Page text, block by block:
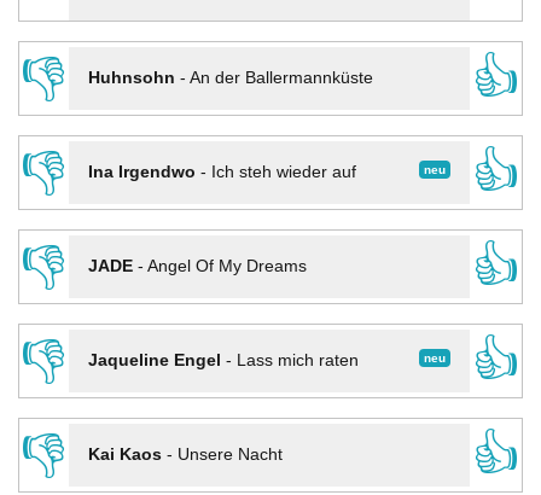
👎
Huhnsohn - An der Ballermannküste
👍
👎
neu
Ina Irgendwo - Ich steh wieder auf
👍
👎
JADE- Angel Of My Dreams
👍
👎
neu
Jaqueline Engel - Lass mich raten
👍
👎
Kai Kaos- Unsere Nacht
👍